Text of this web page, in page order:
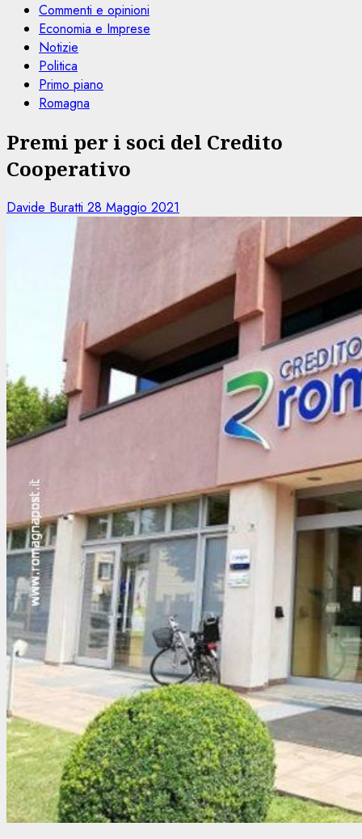
Commenti e opinioni
Economia e Imprese
Notizie
Politica
Primo piano
Romagna
Premi per i soci del Credito
Cooperativo
Davide Buratti 28 Maggio 2021